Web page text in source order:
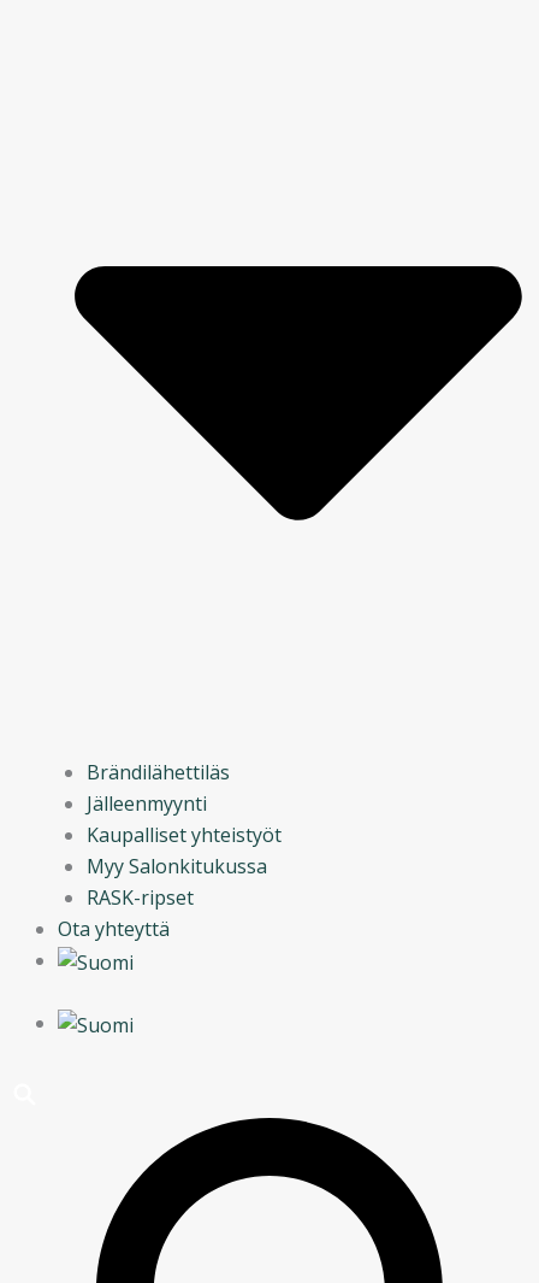
Brändilähettiläs
Jälleenmyynti
Kaupalliset yhteistyöt
Myy Salonkitukussa
RASK-ripset
Ota yhteyttä